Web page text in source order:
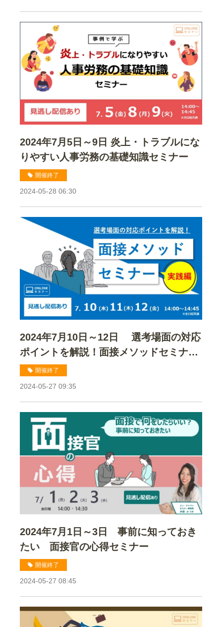
2024年7月5日～9日 炎上・トラブルにな
りやすい人事労務の基礎知識セミナー
開催終了
2024-05-28 06:30
2024年7月10日～12日 選考場面の対応
ポイントを解説！面接メソッドセミナー
実践編セミナー
開催終了
2024-05-27 09:35
2024年7月1日～3日 事前に知っておき
たい 面接官の心得セミナー
開催終了
2024-05-27 08:45